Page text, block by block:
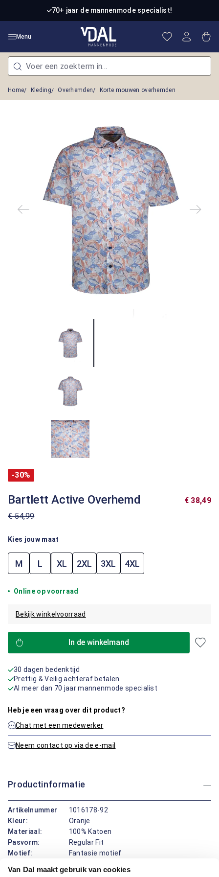
Van Dal maakt gebruik van cookies
Ga naar de hoofdinhoud70+ jaar de mannenmode specialist!
Menu Je hebt 0
Home Kleding Overhemden Korte mouwen overhemden
-30%
Bartlett Active Overhemd
€ 54,99
€ 38,49
Kies jouw maat
M L XL 2XL 3XL 4XL
Online op voorraad
Bekijk winkelvoorraad
In de winkelmand
30 dagen bedenktijd
Prettig & Veilig achteraf betalen
Al meer dan 70 jaar mannenmode specialist
Heb je een vraag over dit product?
Chat met een medewerker
Neem contact op via de e-mail
Productinformatie
Artikelnummer
1016178-92
Kleur:
Oranje
Materiaal:
100% Katoen
Pasvorm:
Regular Fit
Motief:
Fantasie motief